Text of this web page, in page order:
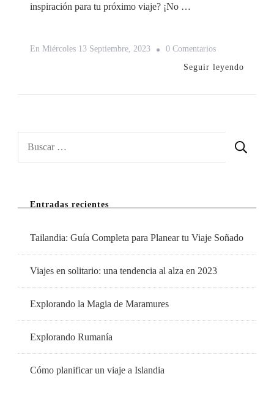
inspiración para tu próximo viaje? ¡No …
En Miércoles 13 Septiembre, 2023 0 ComentariosEn
5
De
Seguir leyendo
Entradas recientes
Tailandia: Guía Completa para Planear tu Viaje Soñado
Viajes en solitario: una tendencia al alza en 2023
Explorando la Magia de Maramures
Explorando Rumanía
Cómo planificar un viaje a Islandia